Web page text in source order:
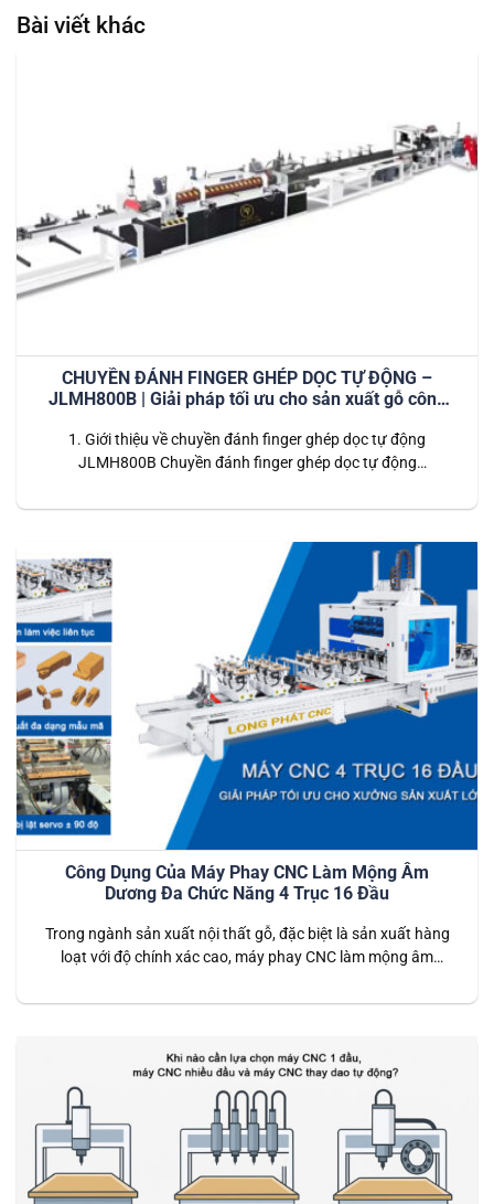
Bài viết khác
CHUYỀN ĐÁNH FINGER GHÉP DỌC TỰ ĐỘNG –
JLMH800B | Giải pháp tối ưu cho sản xuất gỗ công
1. Giới thiệu về chuyền đánh finger ghép dọc tự động
JLMH800B Chuyền đánh finger ghép dọc tự động
dành riêng cho các nhà máy chế biến gỗ công nghiệp. Dây
Công Dụng Của Máy Phay CNC Làm Mộng Âm
Dương Đa Chức Năng 4 Trục 16 Đầu
Trong ngành sản xuất nội thất gỗ, đặc biệt là sản xuất hàng
loạt với độ chính xác cao, máy phay CNC làm mộng âm
ưu. Với khả năng gia công tự động, tốc độ nhanh và tính